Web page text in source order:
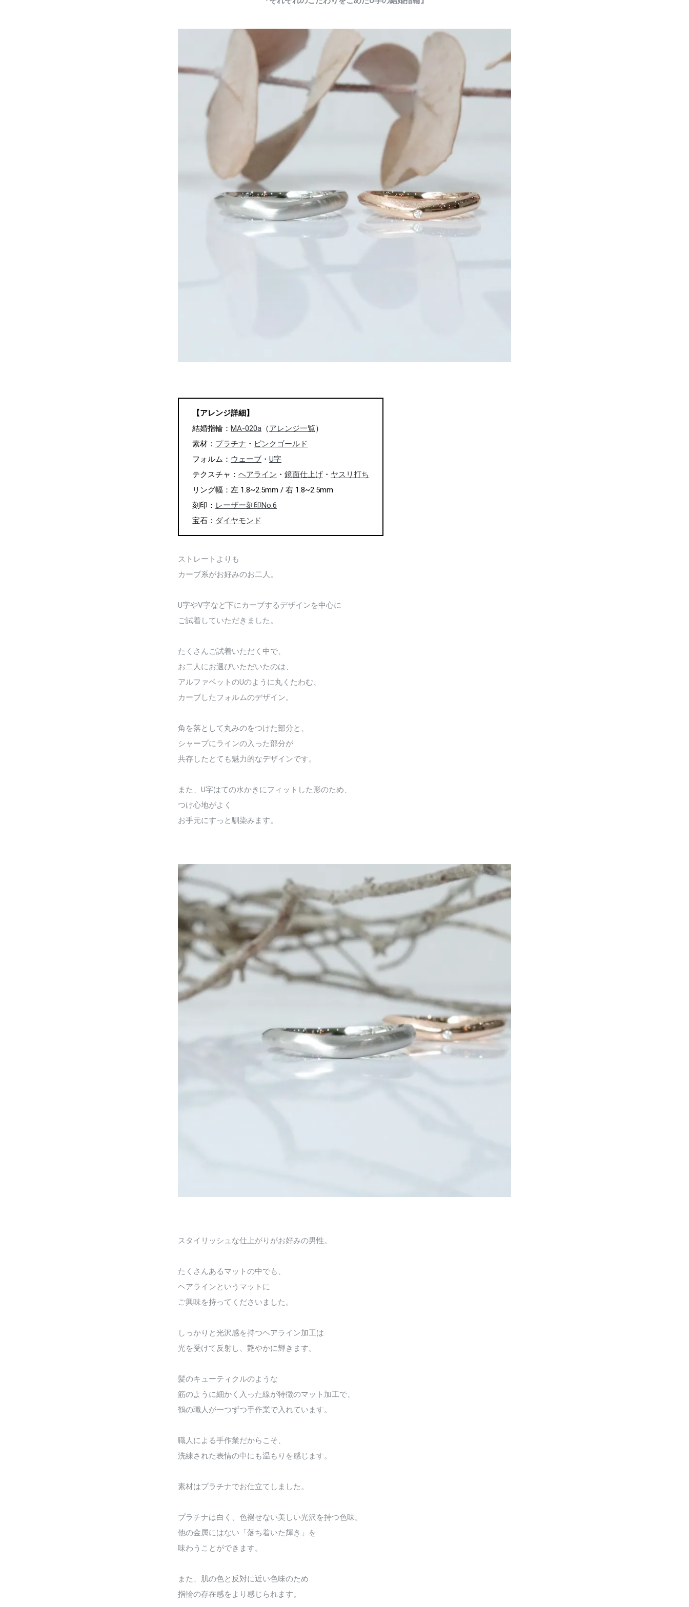
【アレンジ詳細】
結婚指輪： MA-020a （アレンジ一覧）
素材： プラチナ ・ ピンクゴールド
フォルム： ウェーブ ・ U字
テクスチャ： ヘアライン ・ 鏡面仕上げ ・ ヤスリ打ち
リング幅：左 1.8~2.5mm / 右 1.8~2.5mm
刻印： レーザー刻印No.6
宝石： ダイヤモンド
ストレートよりも
カーブ系がお好みのお二人。
U字やV字など下にカーブするデザインを中心に
ご試着していただきました。
たくさんご試着いただく中で、
お二人にお選びいただいたのは、
アルファベットのUのように丸くたわむ、
カーブしたフォルムのデザイン。
角を落として丸みのをつけた部分と、
シャープにラインの入った部分が
共存したとても魅力的なデザインです。
また、U字はての水かきにフィットした形のため、
つけ心地がよく
お手元にすっと馴染みます。
スタイリッシュな仕上がりがお好みの男性。
たくさんあるマットの中でも、
ヘアラインというマットに
ご興味を持ってくださいました。
しっかりと光沢感を持つヘアライン加工は
光を受けて反射し、艶やかに輝きます。
髪のキューティクルのような
筋のように細かく入った線が特徴のマット加工で、
鶴の職人が一つずつ手作業で入れています。
職人による手作業だからこそ、
洗練された表情の中にも温もりを感じます。
素材はプラチナでお仕立てしました。
プラチナは白く、色褪せない美しい光沢を持つ色味。
他の金属にはない「落ち着いた輝き」を
味わうことができます。
また、肌の色と反対に近い色味のため
指輪の存在感をより感じられます。